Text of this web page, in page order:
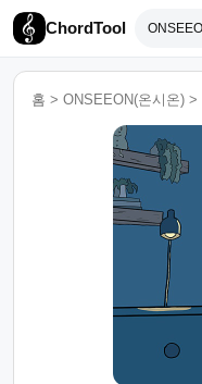
ChordTool
홈 > ONSEEON(온시온) >